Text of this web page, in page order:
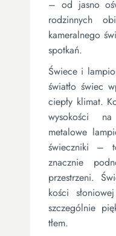
– od jasno
rodzinnych
kameralnego
spotkań.
Świece i
światło świec
ciepły klimat.
wysokości
metalowe
świeczniki –
znacznie
przestrzeni.
kości
szczególnie
tłem.